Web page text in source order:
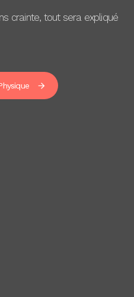
crainte, tout sera expliqué